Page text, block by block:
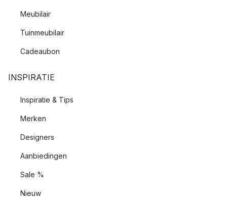
Meubilair
Tuinmeubilair
Cadeaubon
INSPIRATIE
Inspiratie & Tips
Merken
Designers
Aanbiedingen
Sale %
Nieuw